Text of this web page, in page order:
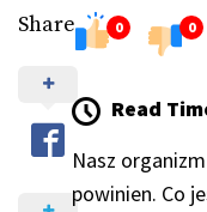
Share 0 0
Read
Nasz
powinien. Co